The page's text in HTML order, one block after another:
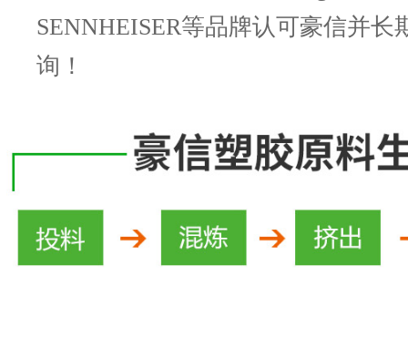
SENNHEISER等品牌认可豪信并长
询！